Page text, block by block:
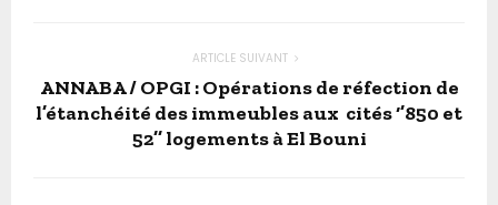
ARTICLE SUIVANT
ANNABA / OPGI : Opérations de réfection de
l’étanchéité des immeubles aux cités ‘’850 et
52’’ logements à El Bouni